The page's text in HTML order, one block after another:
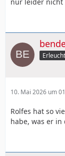
10. Mai 2026 um
Rolfes hat so
habe, was er